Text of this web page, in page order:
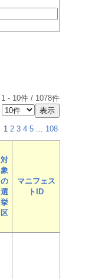
1 - 10件 / 1078件
1 2 3 4 5 ... 108
対
象
の
選
挙
区
マニフェス
トID